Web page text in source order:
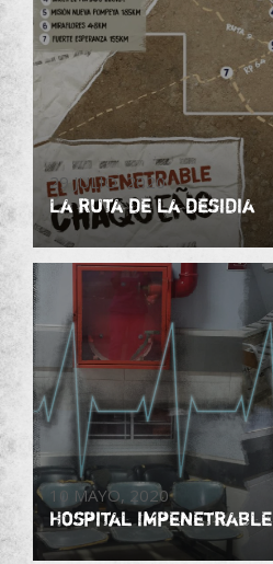
Chaco
29 JULIO, 2020
La ruta de la desidia
10 MAYO, 2020
Hospital Impenetrable